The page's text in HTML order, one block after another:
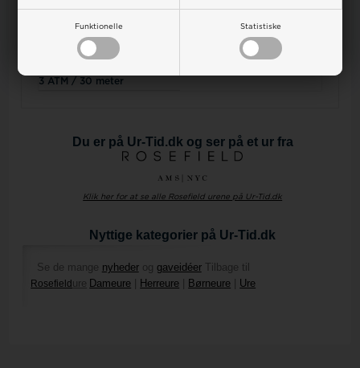
Funktionelle Statistiske
Urværk
Miyota quartz
Urglas
hærdet mineral
3 ATM / 30 meter
Indpakning
Lækker Rosefield indpakning
Du er på Ur-Tid.dk og ser på et ur fra
Klik her for at se alle Rosefield urene på Ur-Tid.dk
Nyttige kategorier på Ur-Tid.dk
Se de mange nyhederog gaveidéer Tilbage til
Rosefieldure Dameure Herreure Børneure Ure